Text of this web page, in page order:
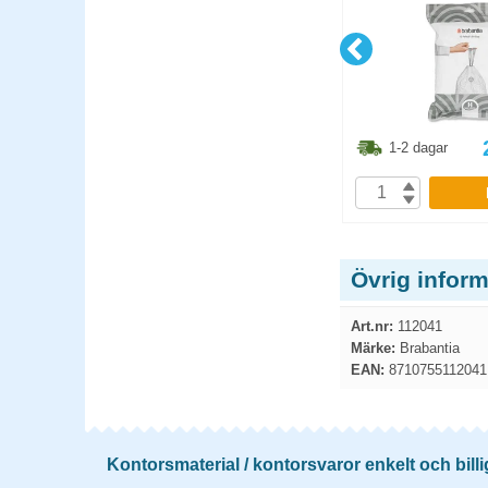
1-2 dagar
Övrig
Art.nr: 112041
Märke: Brabantia
EAN: 8710755112041
Kontorsmaterial / kontorsvaror enkelt och